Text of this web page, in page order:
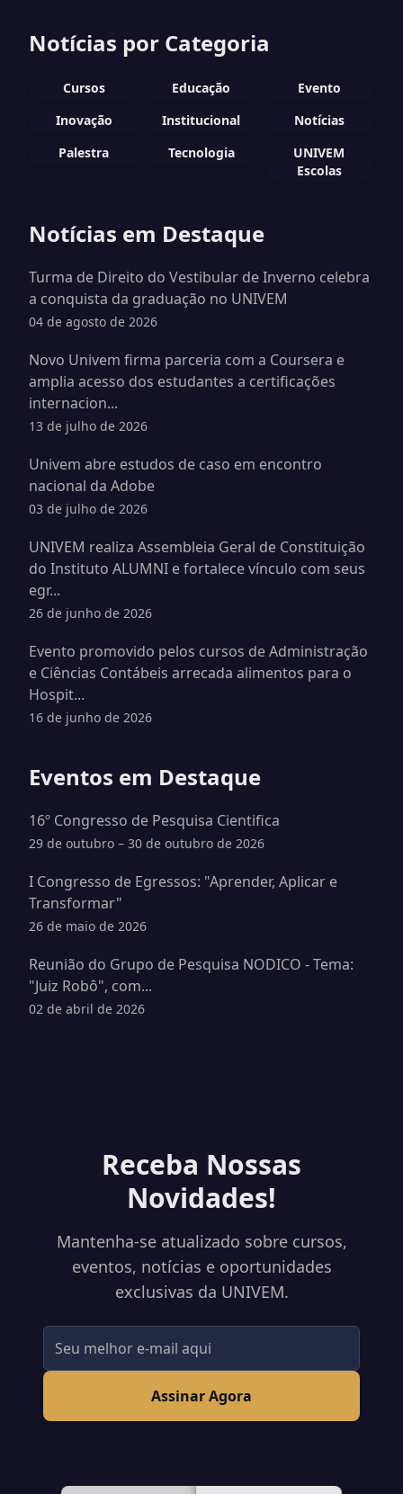
Notícias por Categoria
Cursos Educação
Evento
Inovação
Institucional
Notícias
Palestra
Tecnologia
UNIVEM
Escolas
Notícias em Destaque
Turma de Direito do Vestibular de Inverno celebra
a conquista da graduação no UNIVEM
04 de agosto de 2026
Novo Univem firma parceria com a Coursera e
amplia acesso dos estudantes a certificações
internacion...
13 de julho de 2026
Univem abre estudos de caso em encontro
nacional da Adobe
03 de julho de 2026
UNIVEM realiza Assembleia Geral de Constituição
do Instituto ALUMNI e fortalece vínculo com seus
egr...
26 de junho de 2026
Evento promovido pelos cursos de Administração
e Ciências Contábeis arrecada alimentos para o
Hospit...
16 de junho de 2026
Eventos em Destaque
16º Congresso de Pesquisa Cientifica
29 de outubro – 30 de outubro de 2026
I Congresso de Egressos: "Aprender, Aplicar e
Transformar"
26 de maio de 2026
Reunião do Grupo de Pesquisa NODICO - Tema:
"Juiz Robô", com...
02 de abril de 2026
Receba Nossas
Novidades!
Mantenha-se atualizado sobre cursos,
eventos, notícias e oportunidades
exclusivas da UNIVEM.
Assinar Agora